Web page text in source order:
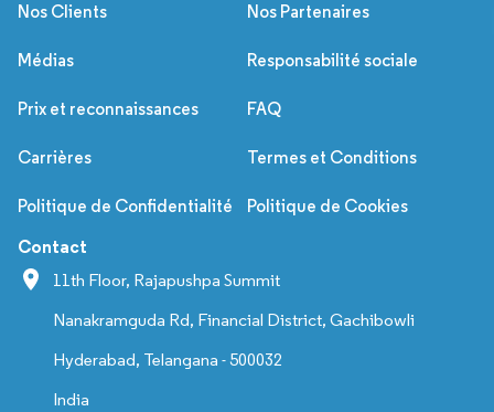
Nos Clients Nos Partenaires
Médias Responsabilité sociale
Prix et reconnaissances FAQ
Carrières Termes et Conditions
Politique de Confidentialité Politique de Cookies
Contact
11th Floor, Rajapushpa Summit
Nanakramguda Rd, Financial District, Gachibowli
Hyderabad, Telangana - 500032
India